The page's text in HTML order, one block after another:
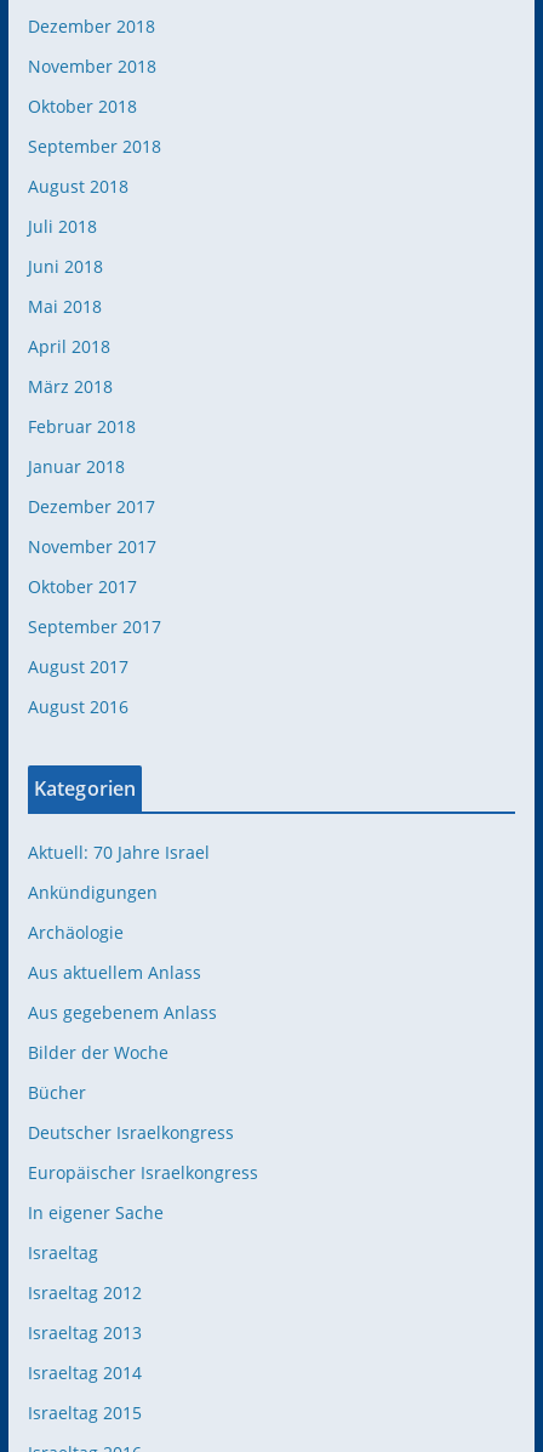
Dezember 2018
November 2018
Oktober 2018
September 2018
August 2018
Juli 2018
Juni 2018
Mai 2018
April 2018
März 2018
Februar 2018
Januar 2018
Dezember 2017
November 2017
Oktober 2017
September 2017
August 2017
August 2016
Kategorien
Aktuell: 70 Jahre Israel
Ankündigungen
Archäologie
Aus aktuellem Anlass
Aus gegebenem Anlass
Bilder der Woche
Bücher
Deutscher Israelkongress
Europäischer Israelkongress
In eigener Sache
Israeltag
Israeltag 2012
Israeltag 2013
Israeltag 2014
Israeltag 2015